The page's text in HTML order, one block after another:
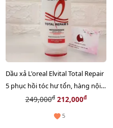
Dầu xả L'oreal Elvital Total Repair
5 phục hồi tóc hư tổn, hàng nội
địa Đức, 250ml
249,000đ212,000đ
5